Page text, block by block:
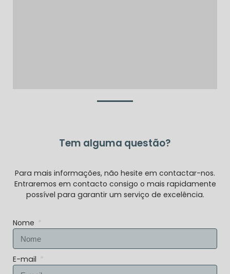
Tem alguma questão?
Para mais informações, não hesite em contactar-nos.
Entraremos em contacto consigo o mais rapidamente
possível para garantir um serviço de excelência.
Nome
E-mail